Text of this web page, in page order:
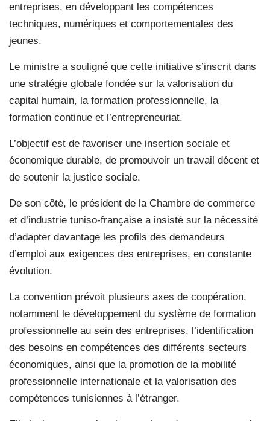
entreprises, en développant les compétences
techniques, numériques et comportementales des
jeunes.
Le ministre a souligné que cette initiative s’inscrit dans
une stratégie globale fondée sur la valorisation du
capital humain, la formation professionnelle, la
formation continue et l’entrepreneuriat.
L’objectif est de favoriser une insertion sociale et
économique durable, de promouvoir un travail décent et
de soutenir la justice sociale.
De son côté, le président de la Chambre de commerce
et d’industrie tuniso-française a insisté sur la nécessité
d’adapter davantage les profils des demandeurs
d’emploi aux exigences des entreprises, en constante
évolution.
La convention prévoit plusieurs axes de coopération,
notamment le développement du système de formation
professionnelle au sein des entreprises, l’identification
des besoins en compétences des différents secteurs
économiques, ainsi que la promotion de la mobilité
professionnelle internationale et la valorisation des
compétences tunisiennes à l’étranger.